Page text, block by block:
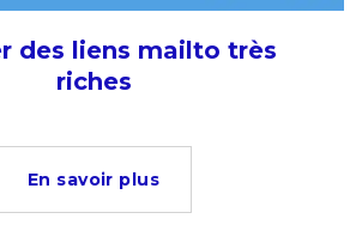
des liens mailto très
riches
En savoir plus